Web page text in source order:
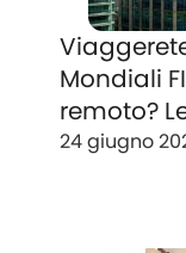
Mondiali
remoto?
24 giugno